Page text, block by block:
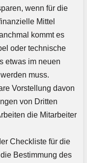
wenn für die
Mittel
kommt es
oder technische
etwas im neuen
muss.
Vorstellung davon
von Dritten
die Mitarbeiter
Checkliste für die
Bestimmung des